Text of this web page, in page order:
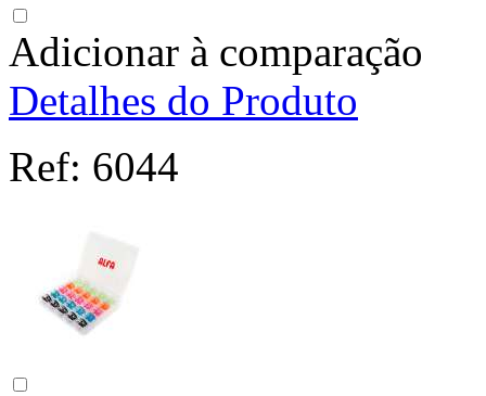
Adicionar à comparação
Detalhes do Produto
Ref: 6044